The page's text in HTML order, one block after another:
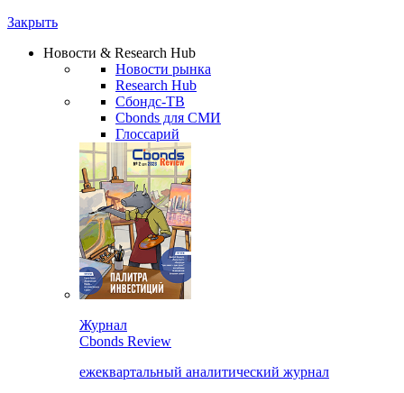
Закрыть
Новости & Research Hub
Новости рынка
Research Hub
Сбондс-ТВ
Cbonds для СМИ
Глоссарий
Журнал
Cbonds Review
ежеквартальный аналитический журнал